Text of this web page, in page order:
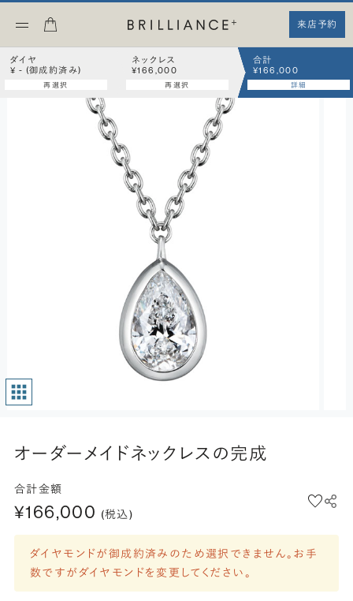
来店予約
ダイヤ
¥ - (御成約済み)
再選択
ネックレス
¥166,000
再選択
合計
¥166,000
詳細
オーダーメイドネックレスの完成
合計金額
¥166,000 (税込)
ダイヤモンドが御成約済みのため選択できません。お手
数ですがダイヤモンドを変更してください。